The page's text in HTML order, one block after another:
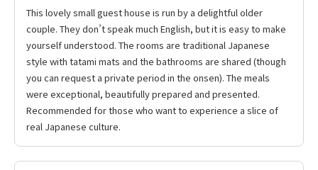
This lovely small guest house is run by a delightful older
couple. They don’t speak much English, but it is easy to make
yourself understood. The rooms are traditional Japanese
style with tatami mats and the bathrooms are shared (though
you can request a private period in the onsen). The meals
were exceptional, beautifully prepared and presented.
Recommended for those who want to experience a slice of
real Japanese culture.